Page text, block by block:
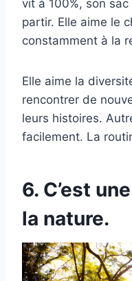
vit à 100%, son
partir. Elle aime le
constamment à la
Elle aime la
rencontrer de
leurs histoires.
facilement. La
6. C’est
la nature.